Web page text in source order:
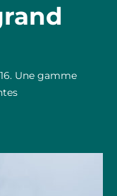
Une gamme